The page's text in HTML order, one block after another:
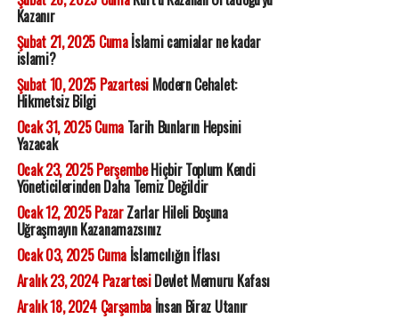
Kazanır
Şubat 21, 2025 Cumaİslami camialar ne kadar
islami?
Şubat 10, 2025 PazartesiModern Cehalet:
Hikmetsiz Bilgi
Ocak 31, 2025 CumaTarih Bunların Hepsini
Yazacak
Ocak 23, 2025 PerşembeHiçbir Toplum Kendi
Yöneticilerinden Daha Temiz Değildir
Ocak 12, 2025 PazarZarlar Hileli Boşuna
Uğraşmayın Kazanamazsınız
Ocak 03, 2025 Cumaİslamcılığın İflası
Aralık 23, 2024 PazartesiDevlet Memuru Kafası
Aralık 18, 2024 Çarşambaİnsan Biraz Utanır